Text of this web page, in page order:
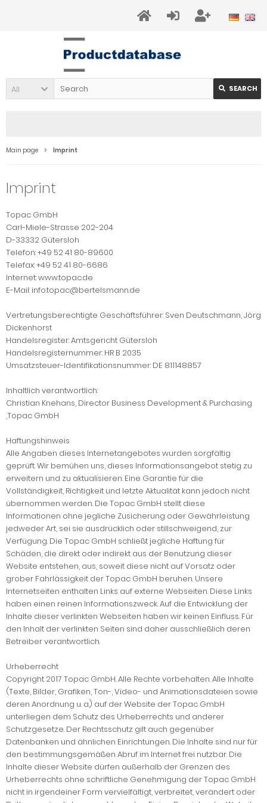
All SEARCH
Main page Imprint
Imprint
Topac GmbH
Carl-Miele-Strasse 202-204
D-33332 Gütersloh
Telefon: +49 52 41 80-89600
Telefax: +49 52 41 80-6686
Internet: www.topac.de
E-Mail: info.topac@bertelsmann.de
Vertretungsberechtigte Geschäftsführer: Sven Deutschmann, Jörg
Dickenhorst
Handelsregister: Amtsgericht Gütersloh
Handelsregisternummer: HR B 2035
Umsatzsteuer-Identifikationsnummer: DE 811148857
Inhaltlich verantwortlich:
Christian Knehans, Director Business Development & Purchasing
,Topac GmbH
Haftungshinweis
Alle Angaben dieses Internetangebotes wurden sorgfältig
geprüft. Wir bemühen uns, dieses Informationsangebot stetig zu
erweitern und zu aktualisieren. Eine Garantie für die
Vollständigkeit, Richtigkeit und letzte Aktualität kann jedoch nicht
übernommen werden. Die Topac GmbH stellt diese
Informationen ohne jegliche Zusicherung oder Gewährleistung
jedweder Art, sei sie ausdrücklich oder stillschweigend, zur
Verfügung. Die Topac GmbH schließt jegliche Haftung für
Schäden, die direkt oder indirekt aus der Benutzung dieser
Website entstehen, aus, soweit diese nicht auf Vorsatz oder
grober Fahrlässigkeit der Topac GmbH beruhen. Unsere
Internetseiten enthalten Links auf externe Webseiten. Diese Links
haben einen reinen Informationszweck. Auf die Entwicklung der
Inhalte dieser verlinkten Webseiten haben wir keinen Einfluss. Für
den Inhalt der verlinkten Seiten sind daher ausschließlich deren
Betreiber verantwortlich.
Urheberrecht
Copyright 2017 Topac GmbH. Alle Rechte vorbehalten. Alle Inhalte
(Texte, Bilder, Grafiken, Ton-, Video- und Animationsdateien sowie
deren Anordnung u. a.) auf der Website der Topac GmbH
unterliegen dem Schutz des Urheberrechts und anderer
Schutzgesetze. Der Rechtsschutz gilt auch gegenüber
Datenbanken und ähnlichen Einrichtungen. Die Inhalte sind nur für
den bestimmungsgemäßen Abruf im Internet frei nutzbar. Die
Inhalte dieser Website dürfen außerhalb der Grenzen des
Urheberrechts ohne schriftliche Genehmigung der Topac GmbH
nicht in irgendeiner Form vervielfältigt, verbreitet, verändert oder